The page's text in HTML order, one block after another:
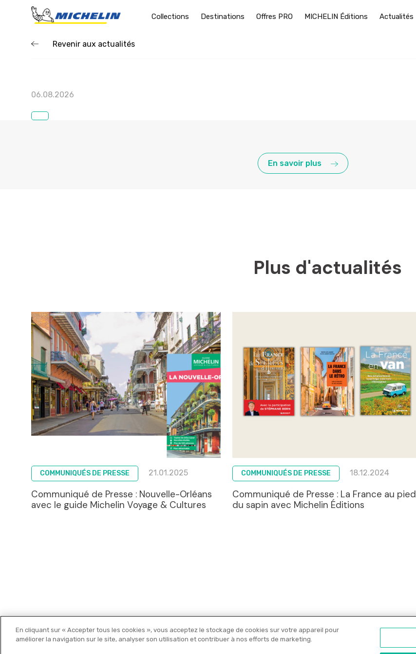
Collections Destinations Offres PRO MICHELIN Éditions Actualités
Revenir aux actualités
06.08.2026
En savoir plus
Plus d'actualités
COMMUNIQUÉS DE PRESSE 21.01.2025
Communiqué de Presse : Nouvelle-Orléans
avec le guide Michelin Voyage & Cultures
COMMUNIQUÉS DE PRESSE 18.12.2024
Communiqué de Presse : La France au pied
du sapin avec Michelin Éditions
Michelin Editions Nos libraires Offres PRO
En cliquant sur « Accepter tous les cookies », vous acceptez le stockage de cookies sur votre appareil pour
améliorer la navigation sur le site, analyser son utilisation et contribuer à nos efforts de marketing.